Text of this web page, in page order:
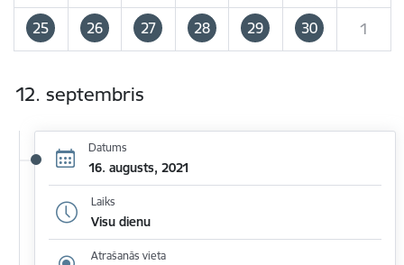
25 26 27 28 29 30 1
12. septembris
Datums
16. augusts, 2021
Laiks
Visu dienu
Atrašanās vieta